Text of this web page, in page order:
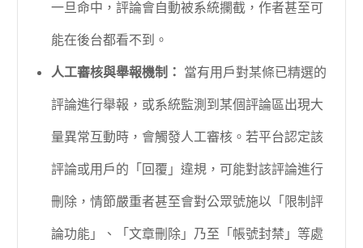
一旦命中，評論會自動被系統攔截，作者甚至可
能在後台都看不到。
人工審核與舉報機制： 當有用戶對某條已精選的
評論進行舉報，或系統監測到某個評論區出現大
量異常互動時，會觸發人工審核。若平台認定該
評論或用戶的「回覆」違規，可能對該評論進行
刪除，情節嚴重者甚至會對公眾號施以「限制評
論功能」、「文章刪除」乃至「帳號封禁」等處